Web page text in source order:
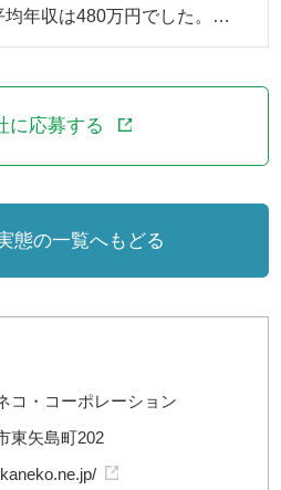
均年収は480万円でした。…
に応募する
態の一覧へもどる
コ・コーポレーション
東矢島町202